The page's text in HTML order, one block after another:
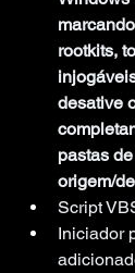
rootkits,
desative
pastas
origem/
Script
Iniciador